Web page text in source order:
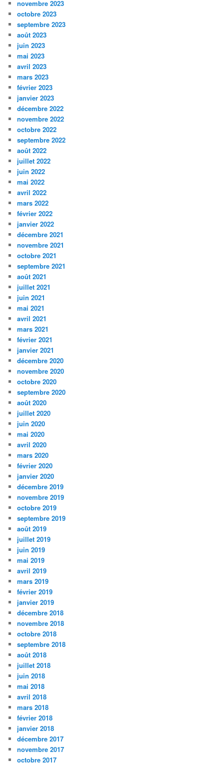
novembre 2023
octobre 2023
septembre 2023
août 2023
juin 2023
mai 2023
avril 2023
mars 2023
février 2023
janvier 2023
décembre 2022
novembre 2022
octobre 2022
septembre 2022
août 2022
juillet 2022
juin 2022
mai 2022
avril 2022
mars 2022
février 2022
janvier 2022
décembre 2021
novembre 2021
octobre 2021
septembre 2021
août 2021
juillet 2021
juin 2021
mai 2021
avril 2021
mars 2021
février 2021
janvier 2021
décembre 2020
novembre 2020
octobre 2020
septembre 2020
août 2020
juillet 2020
juin 2020
mai 2020
avril 2020
mars 2020
février 2020
janvier 2020
décembre 2019
novembre 2019
octobre 2019
septembre 2019
août 2019
juillet 2019
juin 2019
mai 2019
avril 2019
mars 2019
février 2019
janvier 2019
décembre 2018
novembre 2018
octobre 2018
septembre 2018
août 2018
juillet 2018
juin 2018
mai 2018
avril 2018
mars 2018
février 2018
janvier 2018
décembre 2017
novembre 2017
octobre 2017